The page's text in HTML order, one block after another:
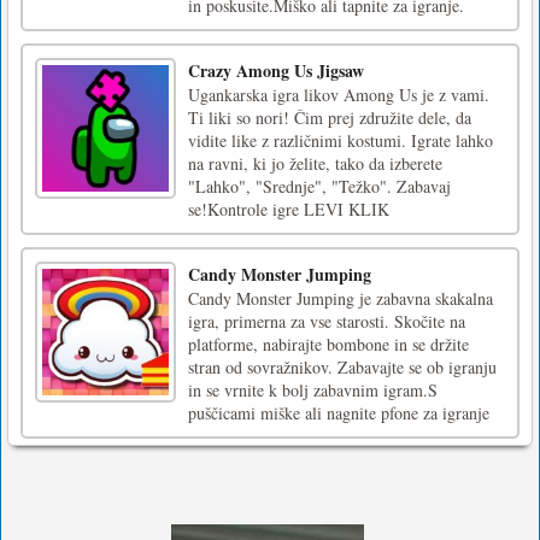
in poskusite.Miško ali tapnite za igranje.
Crazy Among Us Jigsaw
Ugankarska igra likov Among Us je z vami.
Ti liki so nori! Čim prej združite dele, da
vidite like z različnimi kostumi. Igrate lahko
na ravni, ki jo želite, tako da izberete
"Lahko", "Srednje", "Težko". Zabavaj
se!Kontrole igre LEVI KLIK
Candy Monster Jumping
Candy Monster Jumping je zabavna skakalna
igra, primerna za vse starosti. Skočite na
platforme, nabirajte bombone in se držite
stran od sovražnikov. Zabavajte se ob igranju
in se vrnite k bolj zabavnim igram.S
puščicami miške ali nagnite pfone za igranje